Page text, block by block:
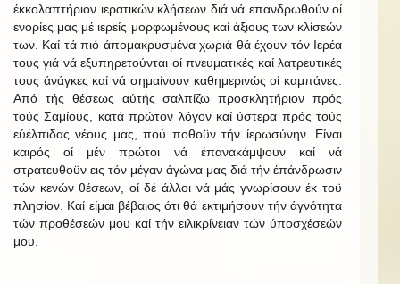
έκκολαπτήριον ιερατικών κλήσεων διά νά επανδρωθούν οί
ενορίες μας μέ ιερείς μορφωμένους καί άξιους των κλίσεών
των. Καί τά πιό άπομακρυσμένα χωριά θά έχουν τόν Ιερέα
τους γιά νά εξυπηρετούνται οί πνευματικές καί λατρευτικές
τους άνάγκες καί νά σημαίνουν καθημερινώς οί καμπάνες.
Από τής θέσεως αύτής σαλπίζω προσκλητήριον πρός
τούς Σαμίους, κατά πρώτον λόγον καί ύστερα πρός τούς
εύέλπιδας νέους μας, πού ποθοϋν τήν ίερωσύνην. Είναι
καιρός οί μέν πρώτοι νά έπανακάμψουν καί νά
στρατευθοϋν εις τόν μέγαν άγώνα μας διά τήν έπάνδρωσιν
τών κενών θέσεων, οί δέ άλλοι νά μάς γνωρίσουν έκ τοϋ
πλησίον. Καί είμαι βέβαιος ότι θά εκτιμήσουν τήν άγνότητα
τών προθέσεών μου καί τήν ειλικρίνειαν τών ύποσχέσεών
μου.